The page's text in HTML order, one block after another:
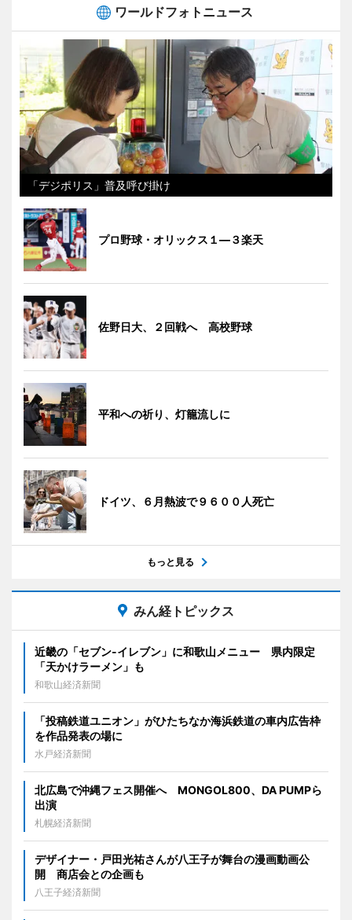
ワールドフォトニュース
「デジポリス」普及呼び掛け
プロ野球・オリックス１―３楽天
佐野日大、２回戦へ 高校野球
平和への祈り、灯籠流しに
ドイツ、６月熱波で９６００人死亡
もっと見る
みん経トピックス
近畿の「セブン-イレブン」に和歌山メニュー 県内限定
「天かけラーメン」も
和歌山経済新聞
「投稿鉄道ユニオン」がひたちなか海浜鉄道の車内広告枠
を作品発表の場に
水戸経済新聞
北広島で沖縄フェス開催へ MONGOL800、DA PUMPら
出演
札幌経済新聞
デザイナー・戸田光祐さんが八王子が舞台の漫画動画公
開 商店会との企画も
八王子経済新聞